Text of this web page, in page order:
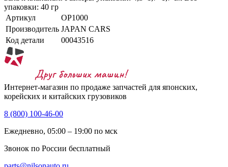
упаковки: 40 гр
Артикул
OP1000
Производитель JAPAN CARS
Код детали
00043516
Интернет-магазин по продаже запчастей для японских,
корейских и китайских грузовиков
8 (800) 100-46-00
Ежедневно, 05:00 – 19:00 по мск
Звонок по России бесплатный